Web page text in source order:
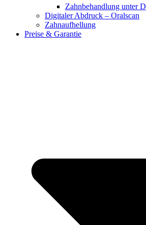
Zahnbehandlung unter
Digitaler Abdruck – Oralscan
Zahnaufhellung
Preise & Garantie